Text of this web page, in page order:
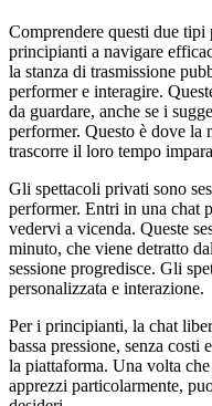
Comprendere questi due
principianti a navigare
la stanza di trasmissione
performer e interagire.
da guardare, anche se i
performer. Questo è dove la
trascorre il loro tempo
Gli spettacoli privati sono
performer. Entri in una chat
vedervi a vicenda. Queste
minuto, che viene detratto
sessione progredisce. Gli
personalizzata e interazione.
Per i principianti, la chat
bassa pressione, senza costi
la piattaforma. Una volta
apprezzi particolarmente,